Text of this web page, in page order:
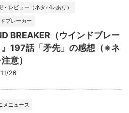
・レビュー（ネタバレあり）
ブレーカー
BREAKER（ウインドブレー
』197話「矛先」の感想（※ネ
意）
26
メニュース